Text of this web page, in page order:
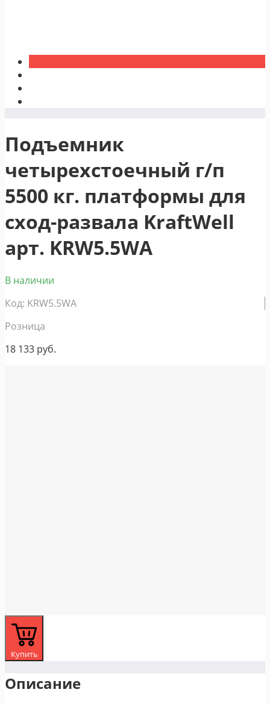
Подъемник
четырехстоечный г/п
5500 кг. платформы для
сход-развала KraftWell
арт. KRW5.5WA
В наличии
Код: KRW5.5WA
Розница
18 133 руб.
Купить
Описание